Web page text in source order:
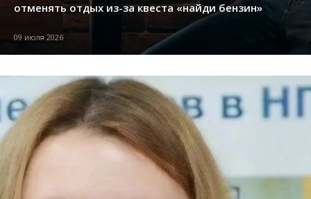
отменять отдых из-за квеста «найди бензин»
09 июля 2026